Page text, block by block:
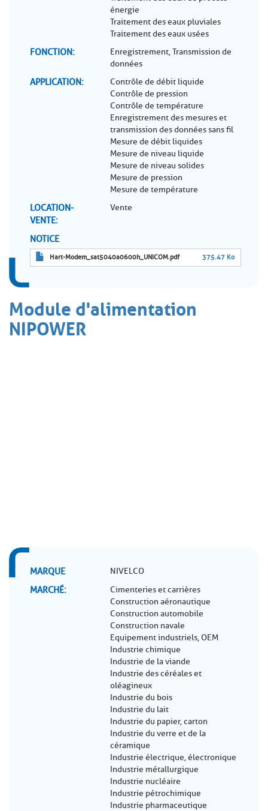
énergie
Traitement des eaux pluviales
Traitement des eaux usées
FONCTION
Enregistrement, Transmission de
données
APPLICATION
Contrôle de débit liquide
Contrôle de pression
Contrôle de température
Enregistrement des mesures et
transmission des données sans fil
Mesure de débit liquides
Mesure de niveau liquide
Mesure de niveau solides
Mesure de pression
Mesure de température
LOCATION-
VENTE
Vente
NOTICE
Hart-Modem_sat5040a0600h_UNICOM.pdf 375.47 Ko
Module d'alimentation
NIPOWER
MARQUE NIVELCO
MARCHÉ
Cimenteries et carrières
Construction aéronautique
Construction automobile
Construction navale
Equipement industriels, OEM
Industrie chimique
Industrie de la viande
Industrie des céréales et
oléagineux
Industrie du bois
Industrie du lait
Industrie du papier, carton
Industrie du verre et de la
céramique
Industrie électrique, électronique
Industrie métallurgique
Industrie nucléaire
Industrie pétrochimique
Industrie pharmaceutique